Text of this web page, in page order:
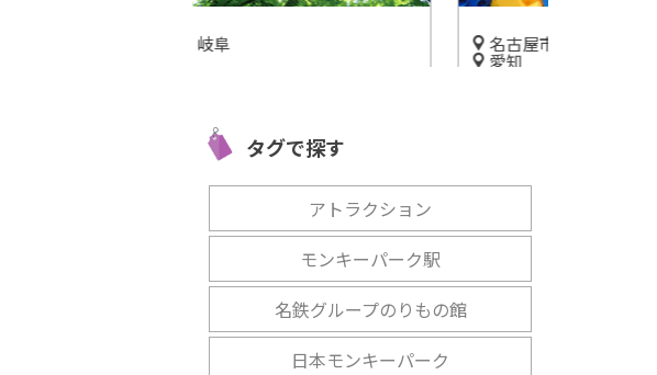
日中遊ぼう！
タグで探す
アトラクション
モンキーパーク駅
名鉄グループのりもの館
日本モンキーパーク